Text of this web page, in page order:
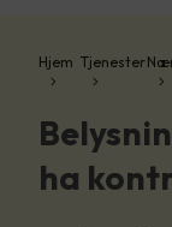
Hjem Tjenester
ha